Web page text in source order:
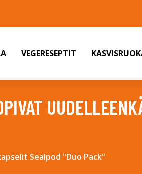
VEGERESEPTIT
Sealpod "Duo Pack"